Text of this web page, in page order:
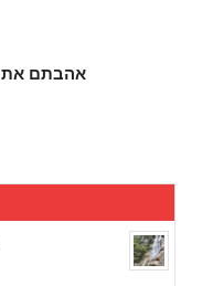
אהבתם את